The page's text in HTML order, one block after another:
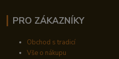
PRO ZÁKAZNÍKY
Obchod s tradicí
Vše o nákupu